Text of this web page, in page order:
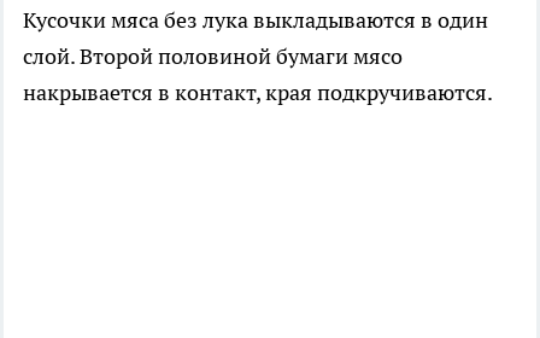
Кусочки мяса без лука выкладываются в один
слой. Второй половиной бумаги мясо
накрывается в контакт, края подкручиваются.